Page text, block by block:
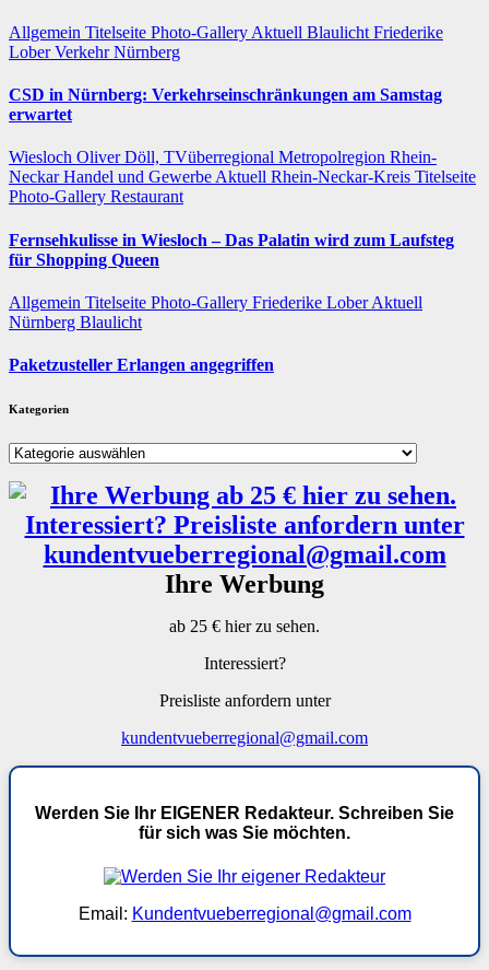
Allgemein Titelseite Photo-Gallery Aktuell Blaulicht Friederike
LoberVerkehrNürnberg
CSD in Nürnberg: Verkehrseinschränkungen am Samstag
erwartet
Wiesloch Oliver Döll, TVüberregional Metropolregion Rhein-
Neckar Handel und Gewerbe Aktuell Rhein-Neckar-Kreis Titelseite
Photo-Gallery Restaurant
Fernsehkulisse in Wiesloch – Das Palatin wird zum Laufsteg
für Shopping Queen
Allgemein Titelseite Photo-Gallery Friederike LoberAktuell
Nürnberg Blaulicht
Paketzusteller Erlangen angegriffen
Kategorien
Kategorien
Ihre Werbung
ab 25 € hier zu sehen.
Interessiert?
Preisliste anfordern unter
kundentvueberregional@gmail.com
Werden Sie Ihr EIGENER Redakteur. Schreiben Sie
für sich was Sie möchten.
Email: Kundentvueberregional@gmail.com